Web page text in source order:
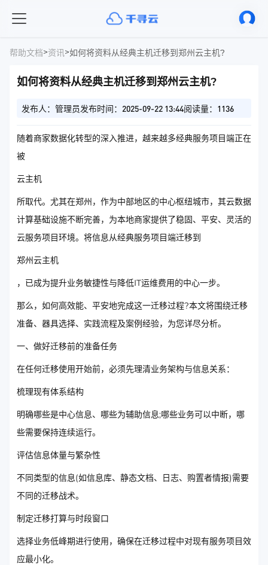
帮助文档>资讯>如何将资料从经典主机迁移到郑州云主机?
如何将资料从经典主机迁移到郑州云主机?
发布人：管理员发布时间：2025-09-22 13:44阅读量：1136
随着商家数据化转型的深入推进，越来越多经典服务项目端正在
被
云主机
所取代。尤其在郑州，作为中部地区的中心枢纽城市，其云数据
计算基础设施不断完善，为本地商家提供了稳固、平安、灵活的
云服务项目环境。将信息从经典服务项目端迁移到
郑州云主机
，已成为提升业务敏捷性与降低IT运维费用的中心一步。
那么，如何高效能、平安地完成这一迁移过程?本文将围绕迁移
准备、器具选择、实践流程及案例经验，为您详尽分析。
一、做好迁移前的准备任务
在任何迁移使用开始前，必须先理清业务架构与信息关系：
梳理现有体系结构
明确哪些是中心信息、哪些为辅助信息;哪些业务可以中断，哪
些需要保持连续运行。
评估信息体量与繁杂性
不同类型的信息(如信息库、静态文档、日志、购置者情报)需要
不同的迁移战术。
制定迁移打算与时段窗口
选择业务低峰期进行使用，确保在迁移过程中对现有服务项目效
应最小化。